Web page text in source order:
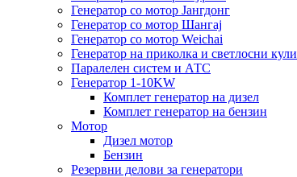
Генератор со мотор Јангдонг
Генератор со мотор Шангај
Генератор со мотор Weichai
Генератор на приколка и светлосни кули
Паралелен систем и АТС
Генератор 1-10KW
Комплет генератор на дизел
Комплет генератор на бензин
Мотор
Дизел мотор
Бензин
Резервни делови за генератори